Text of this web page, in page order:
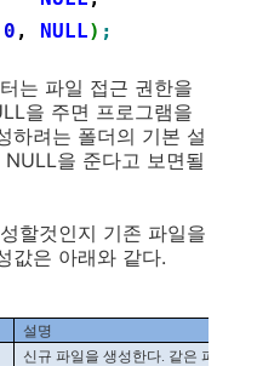
0 , NULL) ;
는 파일 접근 권한을
을 주면 프로그램을
하려는 폴더의 기본 설
을 준다고 보면될
할것인지 기존 파일을
값은 아래와 같다.
설명
신규 파일을 생성한다. 같은 파일명